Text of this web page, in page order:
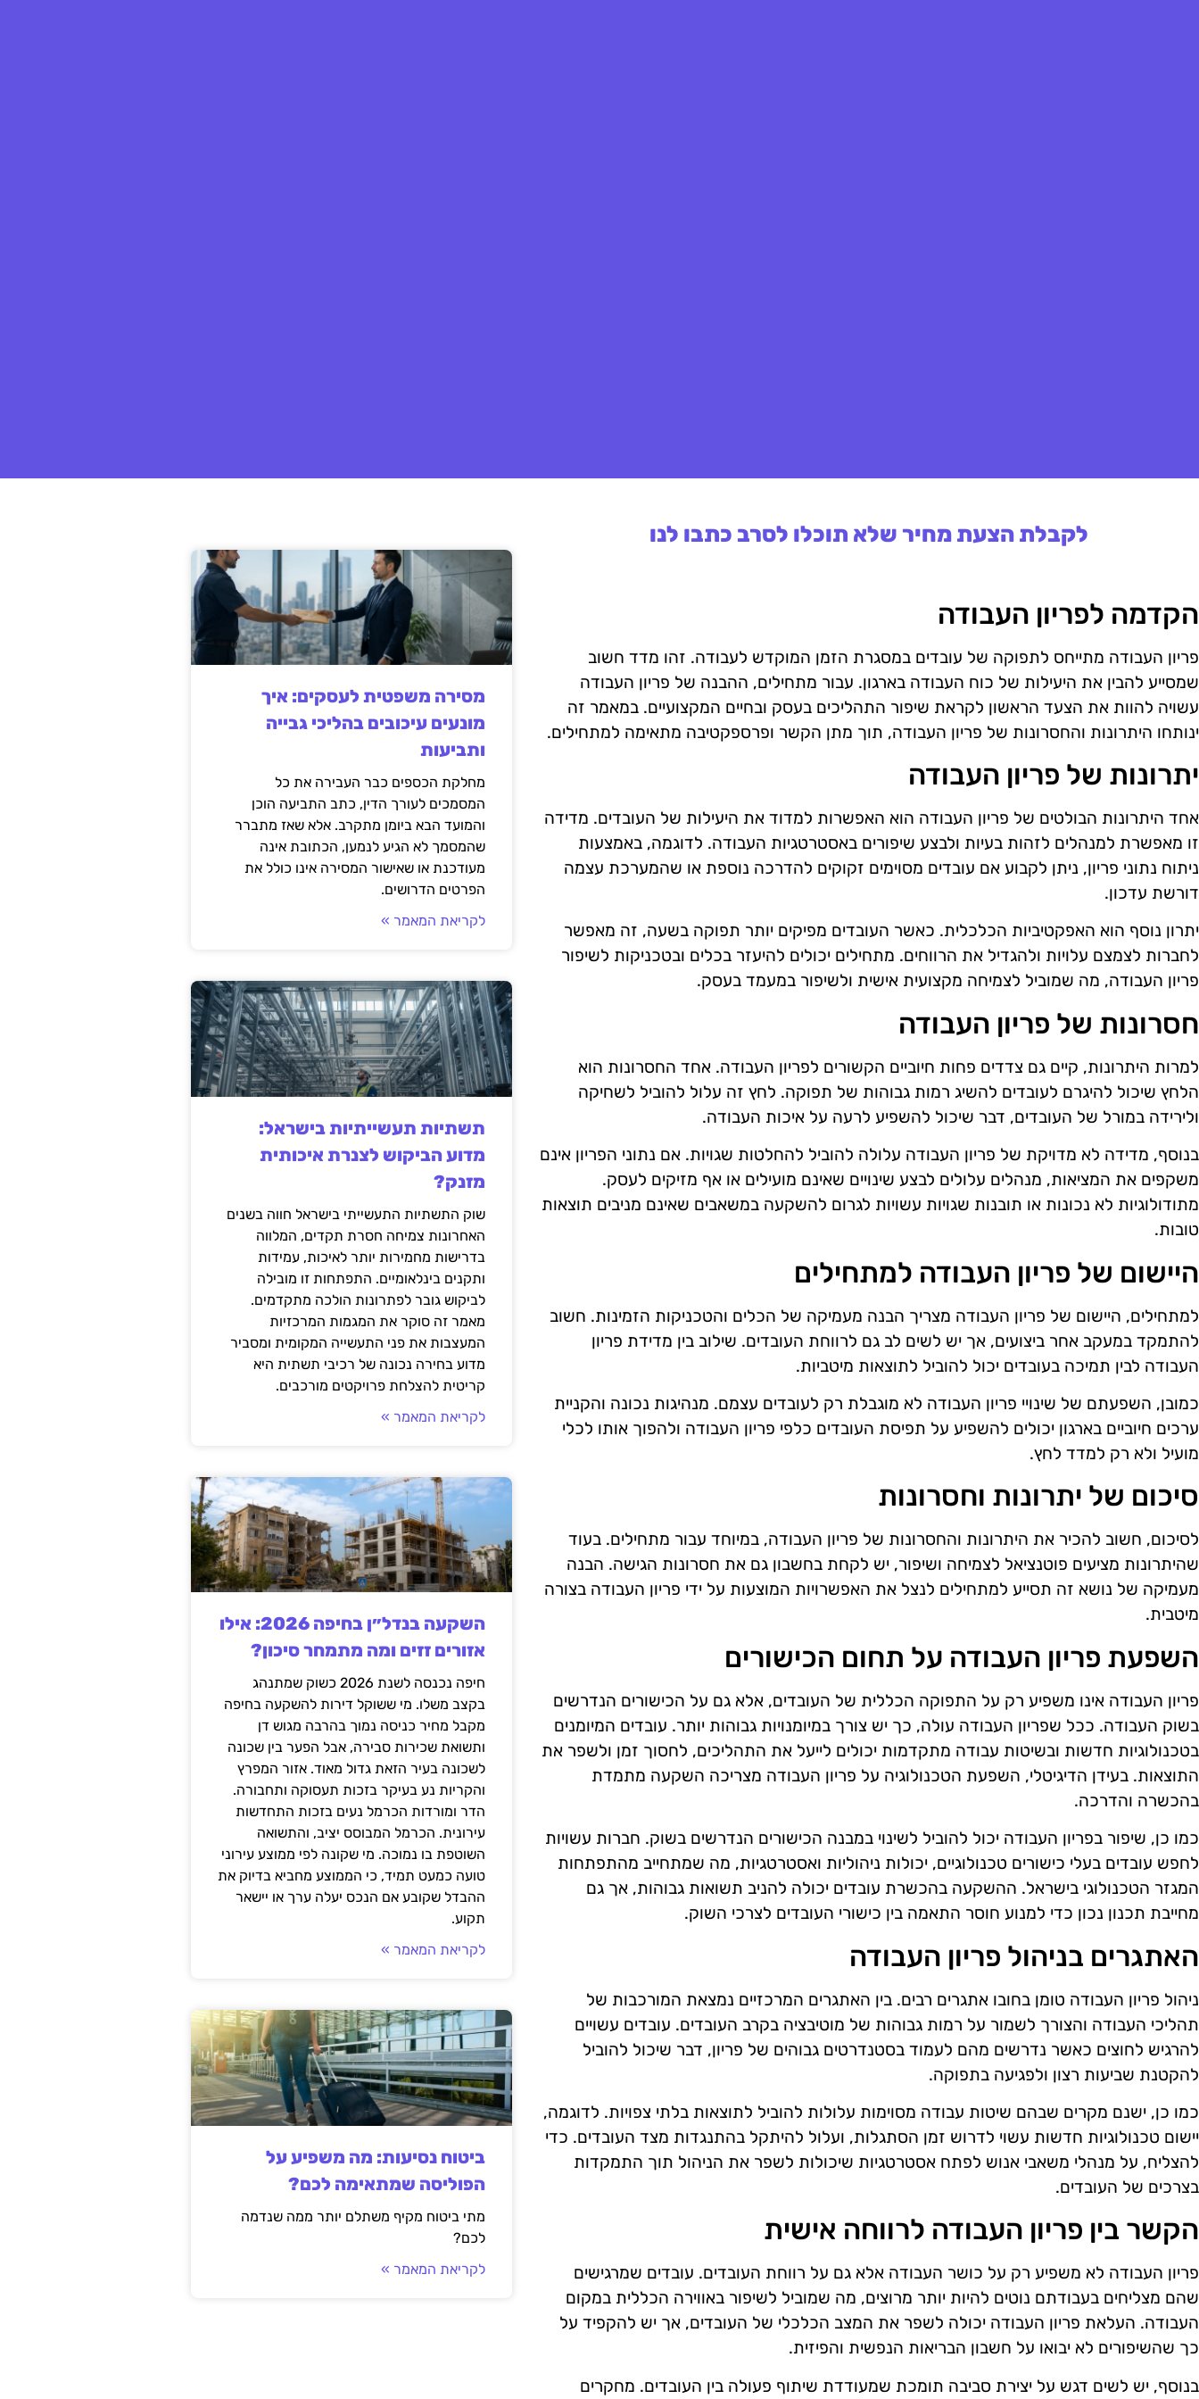
לקבלת הצעת מחיר שלא תוכלו לסרב כתבו לנו
הקדמה לפריון העבודה
פריון העבודה מתייחס לתפוקה של עובדים במסגרת הזמן המוקדש לעבודה. זהו מדד חשוב
שמסייע להבין את היעילות של כוח העבודה בארגון. עבור מתחילים, ההבנה של פריון העבודה
עשויה להוות את הצעד הראשון לקראת שיפור התהליכים בעסק ובחיים המקצועיים. במאמר זה
ינותחו היתרונות והחסרונות של פריון העבודה, תוך מתן הקשר ופרספקטיבה מתאימה למתחילים.
יתרונות של פריון העבודה
אחד היתרונות הבולטים של פריון העבודה הוא האפשרות למדוד את היעילות של העובדים. מדידה
זו מאפשרת למנהלים לזהות בעיות ולבצע שיפורים באסטרטגיות העבודה. לדוגמה, באמצעות
ניתוח נתוני פריון, ניתן לקבוע אם עובדים מסוימים זקוקים להדרכה נוספת או שהמערכת עצמה
דורשת עדכון.
יתרון נוסף הוא האפקטיביות הכלכלית. כאשר העובדים מפיקים יותר תפוקה בשעה, זה מאפשר
לחברות לצמצם עלויות ולהגדיל את הרווחים. מתחילים יכולים להיעזר בכלים ובטכניקות לשיפור
פריון העבודה, מה שמוביל לצמיחה מקצועית אישית ולשיפור במעמד בעסק.
חסרונות של פריון העבודה
למרות היתרונות, קיים גם צדדים פחות חיוביים הקשורים לפריון העבודה. אחד החסרונות הוא
הלחץ שיכול להיגרם לעובדים להשיג רמות גבוהות של תפוקה. לחץ זה עלול להוביל לשחיקה
ולירידה במורל של העובדים, דבר שיכול להשפיע לרעה על איכות העבודה.
בנוסף, מדידה לא מדויקת של פריון העבודה עלולה להוביל להחלטות שגויות. אם נתוני הפריון אינם
משקפים את המציאות, מנהלים עלולים לבצע שינויים שאינם מועילים או אף מזיקים לעסק.
מתודולוגיות לא נכונות או תובנות שגויות עשויות לגרום להשקעה במשאבים שאינם מניבים תוצאות
טובות.
היישום של פריון העבודה למתחילים
למתחילים, היישום של פריון העבודה מצריך הבנה מעמיקה של הכלים והטכניקות הזמינות. חשוב
להתמקד במעקב אחר ביצועים, אך יש לשים לב גם לרווחת העובדים. שילוב בין מדידת פריון
העבודה לבין תמיכה בעובדים יכול להוביל לתוצאות מיטביות.
כמובן, השפעתם של שינויי פריון העבודה לא מוגבלת רק לעובדים עצמם. מנהיגות נכונה והקניית
ערכים חיוביים בארגון יכולים להשפיע על תפיסת העובדים כלפי פריון העבודה ולהפוך אותו לכלי
מועיל ולא רק למדד לחץ.
סיכום של יתרונות וחסרונות
לסיכום, חשוב להכיר את היתרונות והחסרונות של פריון העבודה, במיוחד עבור מתחילים. בעוד
שהיתרונות מציעים פוטנציאל לצמיחה ושיפור, יש לקחת בחשבון גם את חסרונות הגישה. הבנה
מעמיקה של נושא זה תסייע למתחילים לנצל את האפשרויות המוצעות על ידי פריון העבודה בצורה
מיטבית.
השפעת פריון העבודה על תחום הכישורים
פריון העבודה אינו משפיע רק על התפוקה הכללית של העובדים, אלא גם על הכישורים הנדרשים
בשוק העבודה. ככל שפריון העבודה עולה, כך יש צורך במיומנויות גבוהות יותר. עובדים המיומנים
בטכנולוגיות חדשות ובשיטות עבודה מתקדמות יכולים לייעל את התהליכים, לחסוך זמן ולשפר את
התוצאות. בעידן הדיגיטלי, השפעת הטכנולוגיה על פריון העבודה מצריכה השקעה מתמדת
בהכשרה והדרכה.
כמו כן, שיפור בפריון העבודה יכול להוביל לשינוי במבנה הכישורים הנדרשים בשוק. חברות עשויות
לחפש עובדים בעלי כישורים טכנולוגיים, יכולות ניהוליות ואסטרטגיות, מה שמתחייב מהתפתחות
המגזר הטכנולוגי בישראל. ההשקעה בהכשרת עובדים יכולה להניב תשואות גבוהות, אך גם
מחייבת תכנון נכון כדי למנוע חוסר התאמה בין כישורי העובדים לצרכי השוק.
האתגרים בניהול פריון העבודה
ניהול פריון העבודה טומן בחובו אתגרים רבים. בין האתגרים המרכזיים נמצאת המורכבות של
תהליכי העבודה והצורך לשמור על רמות גבוהות של מוטיבציה בקרב העובדים. עובדים עשויים
להרגיש לחוצים כאשר נדרשים מהם לעמוד בסטנדרטים גבוהים של פריון, דבר שיכול להוביל
להקטנת שביעות רצון ולפגיעה בתפוקה.
כמו כן, ישנם מקרים שבהם שיטות עבודה מסוימות עלולות להוביל לתוצאות בלתי צפויות. לדוגמה,
יישום טכנולוגיות חדשות עשוי לדרוש זמן הסתגלות, ועלול להיתקל בהתנגדות מצד העובדים. כדי
להצליח, על מנהלי משאבי אנוש לפתח אסטרטגיות שיכולות לשפר את הניהול תוך התמקדות
בצרכים של העובדים.
הקשר בין פריון העבודה לרווחה אישית
פריון העבודה לא משפיע רק על כושר העבודה אלא גם על רווחת העובדים. עובדים שמרגישים
שהם מצליחים בעבודתם נוטים להיות יותר מרוצים, מה שמוביל לשיפור באווירה הכללית במקום
העבודה. העלאת פריון העבודה יכולה לשפר את המצב הכלכלי של העובדים, אך יש להקפיד על
כך שהשיפורים לא יבואו על חשבון הבריאות הנפשית והפיזית.
בנוסף, יש לשים דגש על יצירת סביבה תומכת שמעודדת שיתוף פעולה בין העובדים. מחקרים
מסירה משפטית לעסקים: איך
מונעים עיכובים בהליכי גבייה
ותביעות
מחלקת הכספים כבר העבירה את כל
המסמכים לעורך הדין, כתב התביעה הוכן
והמועד הבא ביומן מתקרב. אלא שאז מתברר
שהמסמך לא הגיע לנמען, הכתובת אינה
מעודכנת או שאישור המסירה אינו כולל את
הפרטים הדרושים.
לקריאת המאמר »
תשתיות תעשייתיות בישראל:
מדוע הביקוש לצנרת איכותית
מזנק?
שוק התשתיות התעשייתי בישראל חווה בשנים
האחרונות צמיחה חסרת תקדים, המלווה
בדרישות מחמירות יותר לאיכות, עמידות
ותקנים בינלאומיים. התפתחות זו מובילה
לביקוש גובר לפתרונות הולכה מתקדמים.
מאמר זה סוקר את המגמות המרכזיות
המעצבות את פני התעשייה המקומית ומסביר
מדוע בחירה נכונה של רכיבי תשתית היא
קריטית להצלחת פרויקטים מורכבים.
לקריאת המאמר »
השקעה בנדל״ן בחיפה 2026: אילו
אזורים זזים ומה מתמחר סיכון?
חיפה נכנסה לשנת 2026 כשוק שמתנהג
בקצב משלו. מי ששוקל דירות להשקעה בחיפה
מקבל מחיר כניסה נמוך בהרבה מגוש דן
ותשואת שכירות סבירה, אבל הפער בין שכונה
לשכונה בעיר הזאת גדול מאוד. אזור המפרץ
והקריות נע בעיקר בזכות תעסוקה ותחבורה.
הדר ומורדות הכרמל נעים בזכות התחדשות
עירונית. הכרמל המבוסס יציב, והתשואה
השוטפת בו נמוכה. מי שקונה לפי ממוצע עירוני
טועה כמעט תמיד, כי הממוצע מחביא בדיוק את
ההבדל שקובע אם הנכס יעלה ערך או יישאר
תקוע.
לקריאת המאמר »
ביטוח נסיעות: מה משפיע על
הפוליסה שמתאימה לכם?
מתי ביטוח מקיף משתלם יותר ממה שנדמה
לכם?
לקריאת המאמר »